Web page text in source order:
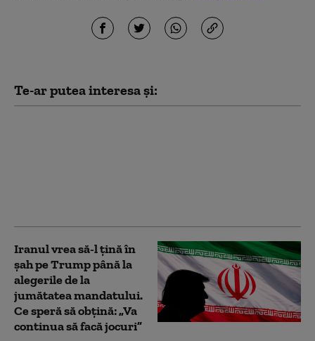
Te-ar putea interesa și:
Iranul vrea să-l țină în
șah pe Trump până la
alegerile de la
jumătatea mandatului.
Ce speră să obțină: „Va
continua să facă jocuri”